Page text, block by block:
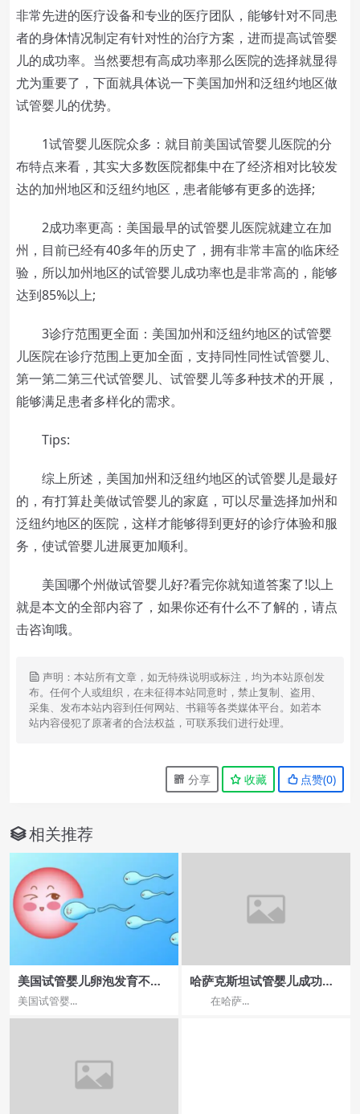
非常先进的医疗设备和专业的医疗团队，能够针对不同患
者的身体情况制定有针对性的治疗方案，进而提高试管婴
儿的成功率。当然要想有高成功率那么医院的选择就显得
尤为重要了，下面就具体说一下美国加州和泛纽约地区做
试管婴儿的优势。
1试管婴儿医院众多：就目前美国试管婴儿医院的分
布特点来看，其实大多数医院都集中在了经济相对比较发
达的加州地区和泛纽约地区，患者能够有更多的选择;
2成功率更高：美国最早的试管婴儿医院就建立在加
州，目前已经有40多年的历史了，拥有非常丰富的临床经
验，所以加州地区的试管婴儿成功率也是非常高的，能够
达到85%以上;
3诊疗范围更全面：美国加州和泛纽约地区的试管婴
儿医院在诊疗范围上更加全面，支持同性同性试管婴儿、
第一第二第三代试管婴儿、试管婴儿等多种技术的开展，
能够满足患者多样化的需求。
Tips:
综上所述，美国加州和泛纽约地区的试管婴儿是最好
的，有打算赴美做试管婴儿的家庭，可以尽量选择加州和
泛纽约地区的医院，这样才能够得到更好的诊疗体验和服
务，使试管婴儿进展更加顺利。
美国哪个州做试管婴儿好?看完你就知道答案了!以上
就是本文的全部内容了，如果你还有什么不了解的，请点
击咨询哦。
声明：本站所有文章，如无特殊说明或标注，均为本站原创发
布。任何个人或组织，在未征得本站同意时，禁止复制、盗用、
采集、发布本站内容到任何网站、书籍等各类媒体平台。如若本
站内容侵犯了原著者的合法权益，可联系我们进行处理。
分享 收藏 点赞(0)
相关推荐
美国试管婴儿卵泡发育不好
的原因究竟是什么？
美国试管婴...
哈萨克斯坦试管婴儿成功率
影响因素
在哈萨...